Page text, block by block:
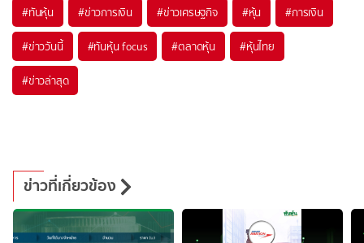
#ทันหุ้น #ข่าวการเงิน #ข่าวเศรษฐกิจ #หุ้น #การเงิน
#ข่าววันนี้ #ทันหุ้น focus #ตลาดหุ้น #หุ้นไทย
#ข่าวล่าสุด
ข่าวที่เกี่ยวข้อง